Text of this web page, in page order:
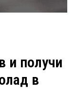
и получи
в